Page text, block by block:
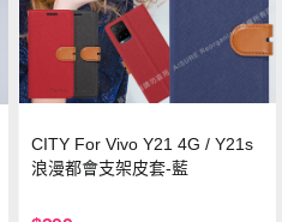
CITY For Vivo Y21 4G / Y21s
浪漫都會支架皮套-藍